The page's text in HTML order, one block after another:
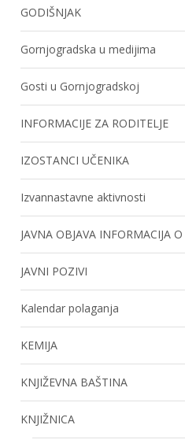
GODIŠNJAK
Gornjogradska u medijima
Gosti u Gornjogradskoj
INFORMACIJE ZA RODITELJE
IZOSTANCI UČENIKA
Izvannastavne aktivnosti
JAVNA OBJAVA INFORMACIJA
JAVNI POZIVI
Kalendar polaganja
KEMIJA
KNJIŽEVNA BAŠTINA
KNJIŽNICA